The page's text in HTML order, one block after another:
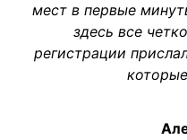
мест в первые
здесь все
регистрации